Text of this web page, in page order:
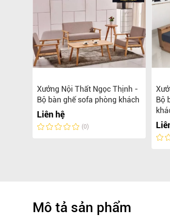
Xưởng Nội Thất Ngọc Thịnh -
Bộ bàn ghế sofa phòng khách
Liên hệ
(0)
Bộ
Mô tả sản phẩm